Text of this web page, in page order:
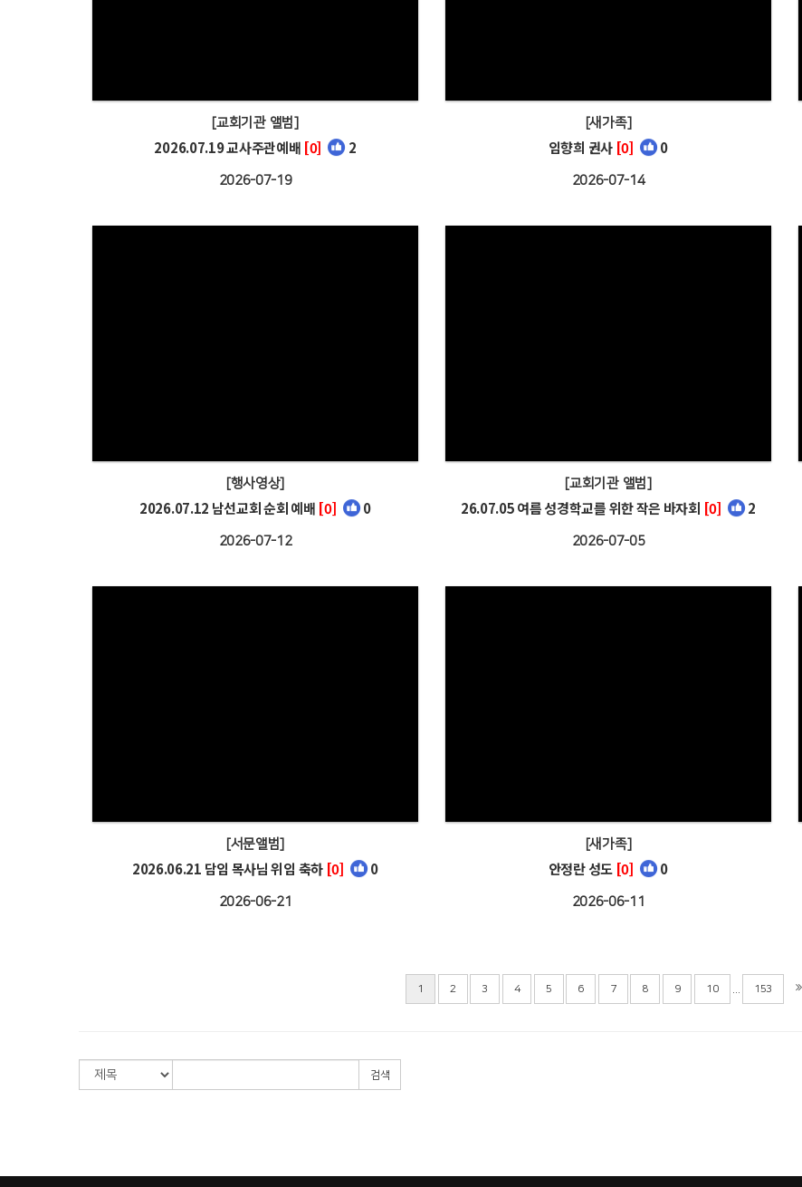
[교회기관 앨범]
2026.07.19 교사주관예배 [0] 2
2026-07-19
[새가족]
임향희 권사 [0] 0
2026-07-14
[행사영상]
2026.07.12 남선교회 순회 예배 [0] 0
2026-07-12
[교회기관 앨범]
26.07.05 여름 성경학교를 위한 작은 바자회 [0] 2
2026-07-05
[서문앨범]
2026.06.21 담임 목사님 위임 축하 [0] 0
2026-06-21
[새가족]
안정란 성도 [0] 0
2026-06-11
1 2 3 4 5 6 7 8 9 10 153
검색